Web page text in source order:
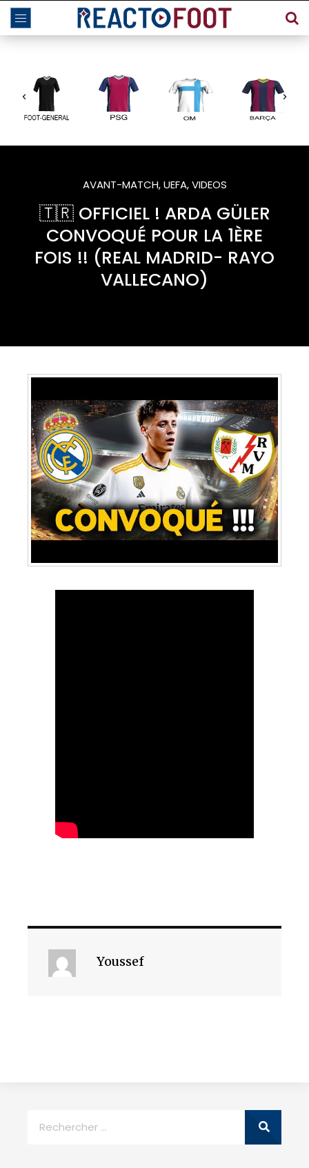
AVANT-MATCH,UEFA,VIDEOS
🇹🇷 OFFICIEL ! ARDA GÜLER
CONVOQUÉ POUR LA 1ÈRE
FOIS !! (REAL MADRID- RAYO
VALLECANO)
Youssef